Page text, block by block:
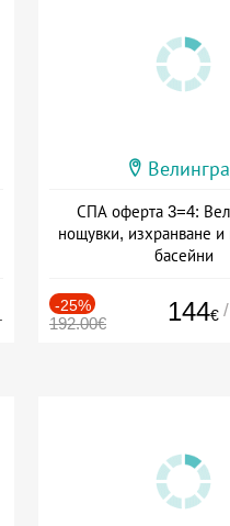
СПА оферта 3=4:
нощувки, изхранване
басейни
-25%
192.00€ 144€ /